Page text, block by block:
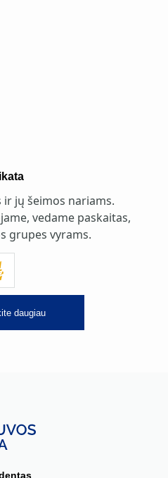
ir jų šeimos nariams.
vedame paskaitas,
grupes vyrams.
daugiau